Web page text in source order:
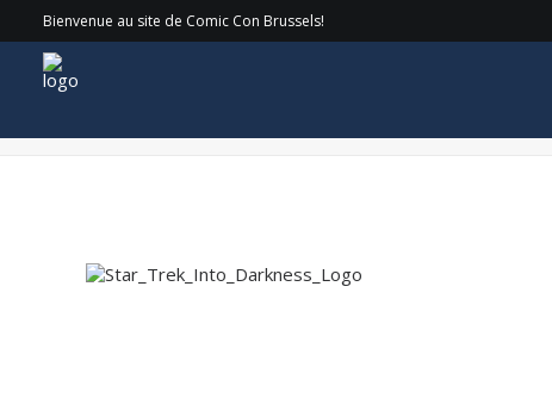
Bienvenue au site de Comic Con Brussels!
Star_Trek_Into_Darkness_Logo